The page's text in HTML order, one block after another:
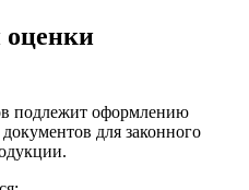
оценки
подлежит оформлению
для законного